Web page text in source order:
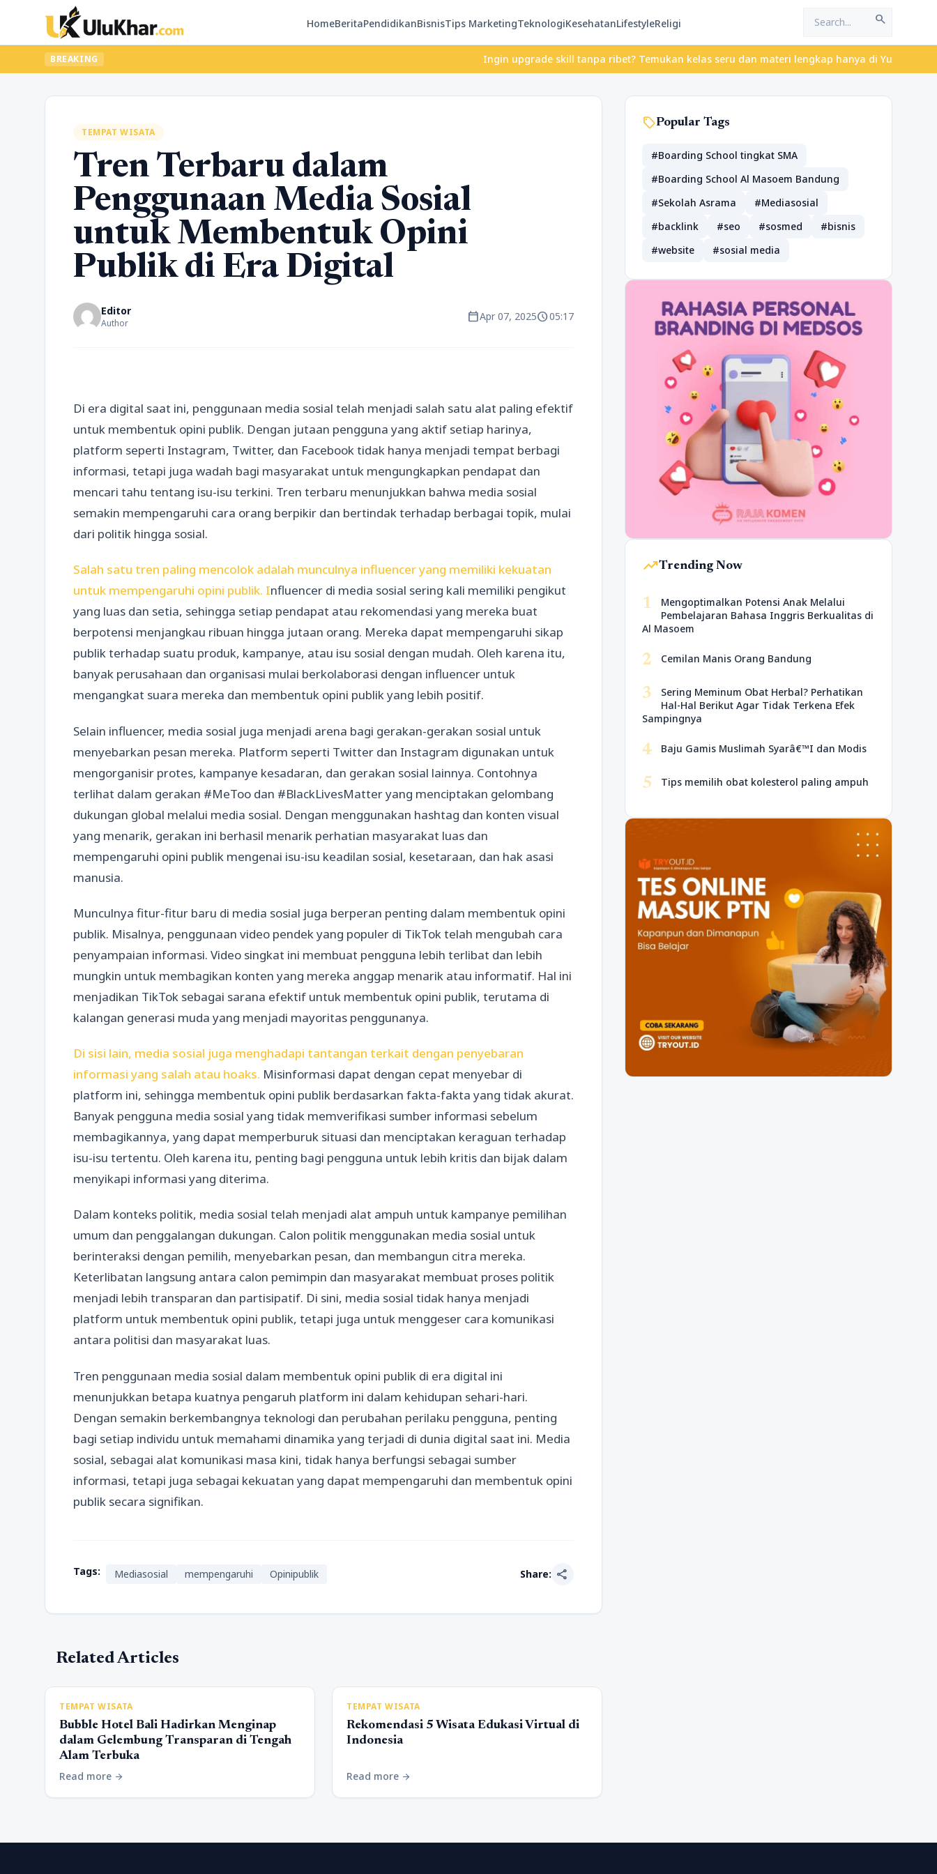
HomeBeritaPendidikanBisnisTips MarketingTeknologiKesehatanLifestyleReligi search
BREAKING Ingin upgrade skill tanpa ribet? Temukan kelas seru dan materi lengkap hanya di YukBelajar.com.
TEMPAT WISATA
Tren Terbaru dalam
Penggunaan Media Sosial
untuk Membentuk Opini
Publik di Era Digital
Editor
Author calendar_todayApr 07, 2025schedule05:17
Di era digital saat ini, penggunaan media sosial telah menjadi salah satu alat paling efektif
untuk membentuk opini publik. Dengan jutaan pengguna yang aktif setiap harinya,
platform seperti Instagram, Twitter, dan Facebook tidak hanya menjadi tempat berbagi
informasi, tetapi juga wadah bagi masyarakat untuk mengungkapkan pendapat dan
mencari tahu tentang isu-isu terkini. Tren terbaru menunjukkan bahwa media sosial
semakin mempengaruhi cara orang berpikir dan bertindak terhadap berbagai topik, mulai
dari politik hingga sosial.
Salah satu tren paling mencolok adalah munculnya influencer yang memiliki kekuatan
untuk mempengaruhi opini publik. Influencer di media sosial sering kali memiliki pengikut
yang luas dan setia, sehingga setiap pendapat atau rekomendasi yang mereka buat
berpotensi menjangkau ribuan hingga jutaan orang. Mereka dapat mempengaruhi sikap
publik terhadap suatu produk, kampanye, atau isu sosial dengan mudah. Oleh karena itu,
banyak perusahaan dan organisasi mulai berkolaborasi dengan influencer untuk
mengangkat suara mereka dan membentuk opini publik yang lebih positif.
Selain influencer, media sosial juga menjadi arena bagi gerakan-gerakan sosial untuk
menyebarkan pesan mereka. Platform seperti Twitter dan Instagram digunakan untuk
mengorganisir protes, kampanye kesadaran, dan gerakan sosial lainnya. Contohnya
terlihat dalam gerakan #MeToo dan #BlackLivesMatter yang menciptakan gelombang
dukungan global melalui media sosial. Dengan menggunakan hashtag dan konten visual
yang menarik, gerakan ini berhasil menarik perhatian masyarakat luas dan
mempengaruhi opini publik mengenai isu-isu keadilan sosial, kesetaraan, dan hak asasi
manusia.
Munculnya fitur-fitur baru di media sosial juga berperan penting dalam membentuk opini
publik. Misalnya, penggunaan video pendek yang populer di TikTok telah mengubah cara
penyampaian informasi. Video singkat ini membuat pengguna lebih terlibat dan lebih
mungkin untuk membagikan konten yang mereka anggap menarik atau informatif. Hal ini
menjadikan TikTok sebagai sarana efektif untuk membentuk opini publik, terutama di
kalangan generasi muda yang menjadi mayoritas penggunanya.
Di sisi lain, media sosial juga menghadapi tantangan terkait dengan penyebaran
informasi yang salah atau hoaks. Misinformasi dapat dengan cepat menyebar di
platform ini, sehingga membentuk opini publik berdasarkan fakta-fakta yang tidak akurat.
Banyak pengguna media sosial yang tidak memverifikasi sumber informasi sebelum
membagikannya, yang dapat memperburuk situasi dan menciptakan keraguan terhadap
isu-isu tertentu. Oleh karena itu, penting bagi pengguna untuk lebih kritis dan bijak dalam
menyikapi informasi yang diterima.
Dalam konteks politik, media sosial telah menjadi alat ampuh untuk kampanye pemilihan
umum dan penggalangan dukungan. Calon politik menggunakan media sosial untuk
berinteraksi dengan pemilih, menyebarkan pesan, dan membangun citra mereka.
Keterlibatan langsung antara calon pemimpin dan masyarakat membuat proses politik
menjadi lebih transparan dan partisipatif. Di sini, media sosial tidak hanya menjadi
platform untuk membentuk opini publik, tetapi juga untuk menggeser cara komunikasi
antara politisi dan masyarakat luas.
Tren penggunaan media sosial dalam membentuk opini publik di era digital ini
menunjukkan betapa kuatnya pengaruh platform ini dalam kehidupan sehari-hari.
Dengan semakin berkembangnya teknologi dan perubahan perilaku pengguna, penting
bagi setiap individu untuk memahami dinamika yang terjadi di dunia digital saat ini. Media
sosial, sebagai alat komunikasi masa kini, tidak hanya berfungsi sebagai sumber
informasi, tetapi juga sebagai kekuatan yang dapat mempengaruhi dan membentuk opini
publik secara signifikan.
Tags: Mediasosial mempengaruhi Opinipublik Share: share
Related Articles
TEMPAT WISATA
Bubble Hotel Bali Hadirkan Menginap
dalam Gelembung Transparan di Tengah
Alam Terbuka
Read more arrow_forward
TEMPAT WISATA
Rekomendasi 5 Wisata Edukasi Virtual di
Indonesia
Read more arrow_forward
sellPopular Tags
#Boarding School tingkat SMA
#Boarding School Al Masoem Bandung
#Sekolah Asrama
#Mediasosial
#backlink
#seo #sosmed
#bisnis
#website
#sosial media
trending_upTrending Now
1
Mengoptimalkan Potensi Anak Melalui
Pembelajaran Bahasa Inggris Berkualitas di
Al Masoem
2 Cemilan Manis Orang Bandung
3
Sering Meminum Obat Herbal? Perhatikan
Hal-Hal Berikut Agar Tidak Terkena Efek
Sampingnya
4 Baju Gamis Muslimah Syarâ€™I dan Modis
5 Tips memilih obat kolesterol paling ampuh